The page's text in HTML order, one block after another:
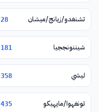
تشنغدو/زيانج/ميشان 28
شيننونججيا 181
ليشي 358
تونغهوا/مايهيكو 435